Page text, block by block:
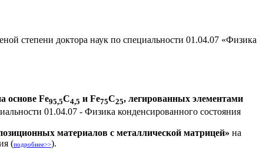
степени доктора наук по специальности 01.04.07 «Физика
основе Fe95,5C4,5 и Fe75C25, легированных элементами
01.04.07 - Физика конденсированного состояния
материалов с металлической матрицей» на
(подробнее>>).